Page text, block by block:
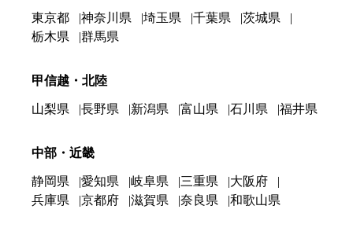
東京都 神奈川県 埼玉県 千葉県
茨城県
栃木県
群馬県
甲信越・北陸
山梨県 長野県 新潟県 富山県 石川県 福井県
中部・近畿
静岡県 愛知県 岐阜県 三重県
大阪府
兵庫県
京都府 滋賀県 奈良県 和歌山県